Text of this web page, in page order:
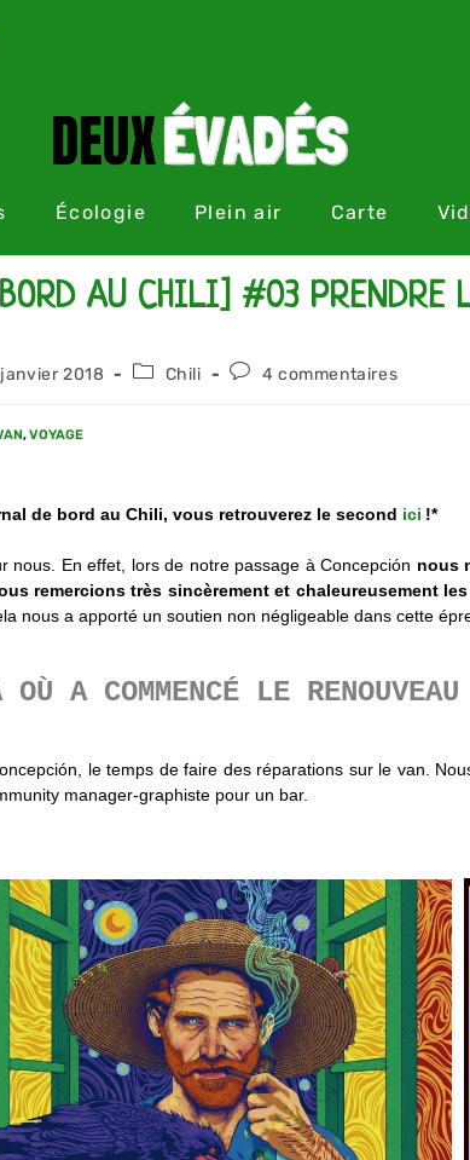
Écologie Plein air Carte
AU CHILI] #03 PRENDRE
2018 Chili 4 commentaires
,VOYAGE
de bord au Chili, vous retrouverez le second ici !*
nous. En effet, lors de notre passage à Concepción nous
remercions très sincèrement et chaleureusement
nous a apporté un soutien non négligeable dans cette
A COMMENCÉ LE RENOUVEAU
le temps de faire des réparations sur le van.
manager-graphiste pour un bar.